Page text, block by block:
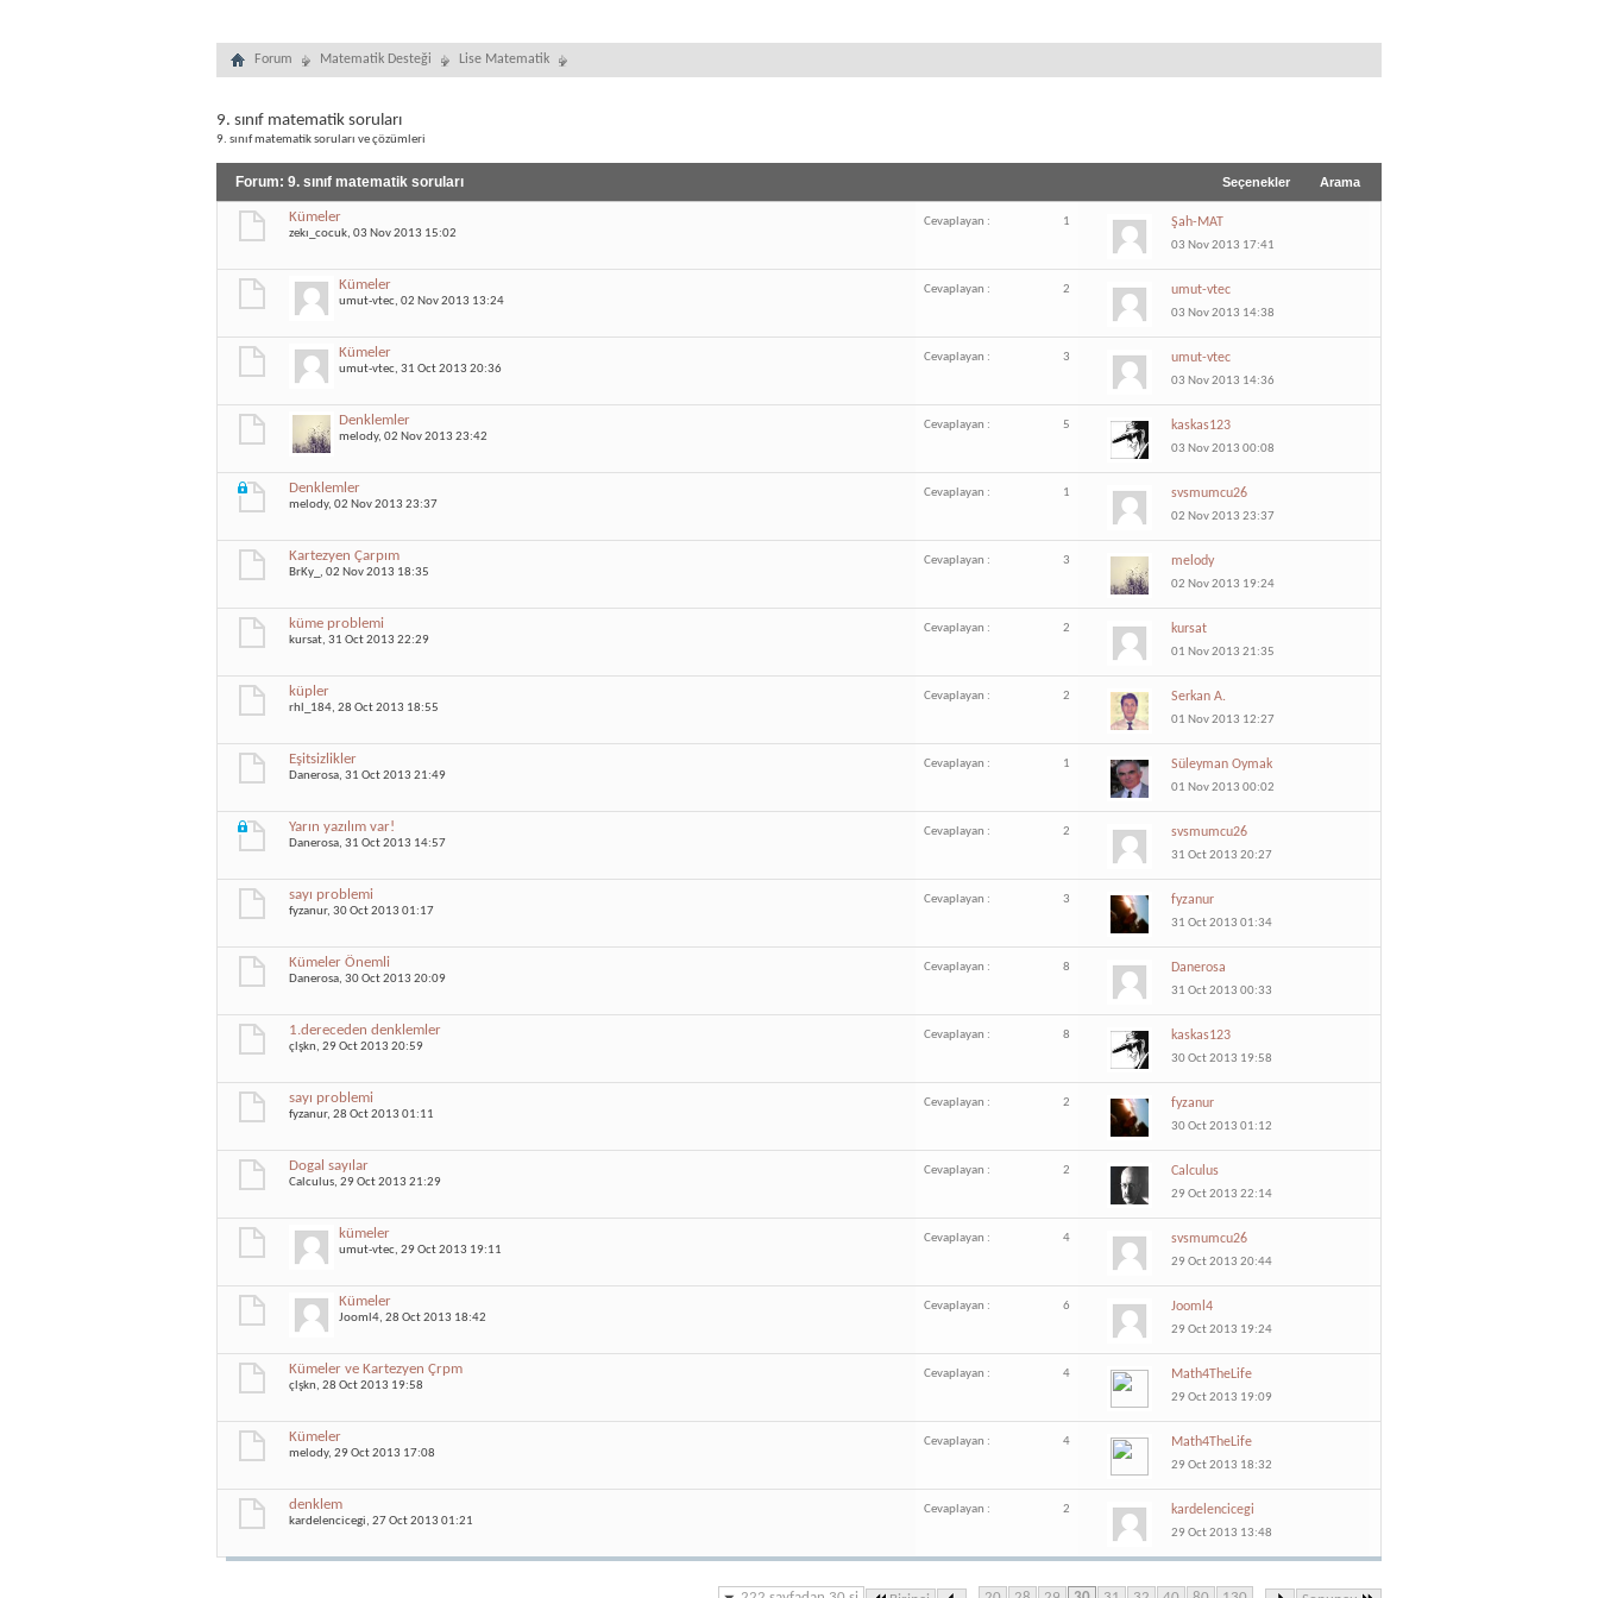
Forum Matematik Desteği Lise Matematik
9. sınıf matematik soruları
9. sınıf matematik soruları ve çözümleri
Forum: 9. sınıf matematik soruları Seçenekler Arama
Kümeler
zekı_cocuk, 03 Nov 2013 15:02
Cevaplayan : 1 Şah-MAT
03 Nov 2013 17:41
Kümeler
umut-vtec, 02 Nov 2013 13:24
Cevaplayan : 2 umut-vtec
03 Nov 2013 14:38
Kümeler
umut-vtec, 31 Oct 2013 20:36
Cevaplayan : 3 umut-vtec
03 Nov 2013 14:36
Denklemler
melody, 02 Nov 2013 23:42
Cevaplayan : 5 kaskas123
03 Nov 2013 00:08
Denklemler
melody, 02 Nov 2013 23:37
Cevaplayan : 1 svsmumcu26
02 Nov 2013 23:37
Kartezyen Çarpım
BrKy_ , 02 Nov 2013 18:35
Cevaplayan : 3 melody
02 Nov 2013 19:24
küme problemi
kursat, 31 Oct 2013 22:29
Cevaplayan : 2 kursat
01 Nov 2013 21:35
küpler
rhl_184, 28 Oct 2013 18:55
Cevaplayan : 2 Serkan A.
01 Nov 2013 12:27
Eşitsizlikler
Danerosa, 31 Oct 2013 21:49
Cevaplayan : 1 Süleyman Oymak
01 Nov 2013 00:02
Yarın yazılım var!
Danerosa, 31 Oct 2013 14:57
Cevaplayan : 2 svsmumcu26
31 Oct 2013 20:27
sayı problemi
fyzanur, 30 Oct 2013 01:17
Cevaplayan : 3 fyzanur
31 Oct 2013 01:34
Kümeler Önemli
Danerosa, 30 Oct 2013 20:09
Cevaplayan : 8 Danerosa
31 Oct 2013 00:33
1.dereceden denklemler
çlşkn, 29 Oct 2013 20:59
Cevaplayan : 8 kaskas123
30 Oct 2013 19:58
sayı problemi
fyzanur, 28 Oct 2013 01:11
Cevaplayan : 2 fyzanur
30 Oct 2013 01:12
Dogal sayılar
Calculus, 29 Oct 2013 21:29
Cevaplayan : 2 Calculus
29 Oct 2013 22:14
kümeler
umut-vtec, 29 Oct 2013 19:11
Cevaplayan : 4 svsmumcu26
29 Oct 2013 20:44
Kümeler
Jooml4, 28 Oct 2013 18:42
Cevaplayan : 6 Jooml4
29 Oct 2013 19:24
Kümeler ve Kartezyen Çrpm
çlşkn, 28 Oct 2013 19:58
Cevaplayan : 4 Math4TheLife
29 Oct 2013 19:09
Kümeler
melody, 29 Oct 2013 17:08
Cevaplayan : 4 Math4TheLife
29 Oct 2013 18:32
denklem
kardelencicegi, 27 Oct 2013 01:21
Cevaplayan : 2 kardelencicegi
29 Oct 2013 13:48